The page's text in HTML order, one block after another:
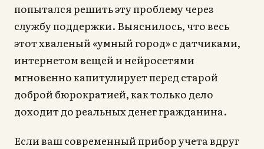
попытался решить эту проблему через
службу поддержки. Выяснилось, что весь
этот хваленый «умный город» с датчиками,
интернетом вещей и нейросетями
мгновенно капитулирует перед старой
доброй бюрократией, как только дело
доходит до реальных денег гражданина.
Если ваш современный прибор учета вдруг